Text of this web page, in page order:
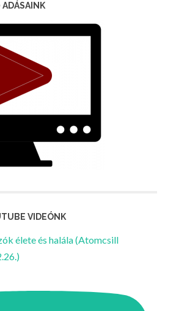
ADÁSAINK
VIDEÓNK
élete és halála (Atomcsill